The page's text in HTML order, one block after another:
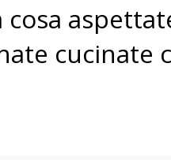
cosa
cucinate